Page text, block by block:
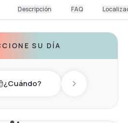
Descripción FAQ
SU DÍA
¿Cuándo? Next day